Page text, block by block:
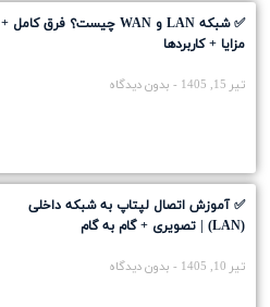
✅ شبکه LAN و WAN چیست؟ فرق کامل +
مزایا + کاربردها
تیر 15, 1405 بدون دیدگاه
✅ آموزش اتصال لپتاپ به شبکه داخلی
(LAN) | تصویری + گام به گام
تیر 10, 1405 بدون دیدگاه